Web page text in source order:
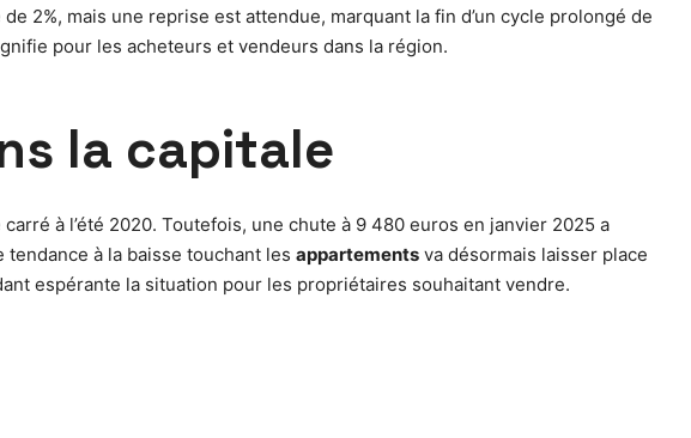
2%, mais une reprise est attendue, marquant la fin d’un cycle prolongé de
pour les acheteurs et vendeurs dans la région.
la capitale
à l’été 2020. Toutefois, une chute à 9 480 euros en janvier 2025 a
à la baisse touchant les appartements va désormais laisser place
espérante la situation pour les propriétaires souhaitant vendre.